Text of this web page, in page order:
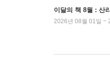
이달의 책 8월 : 산
2026년 08월 01일 ~